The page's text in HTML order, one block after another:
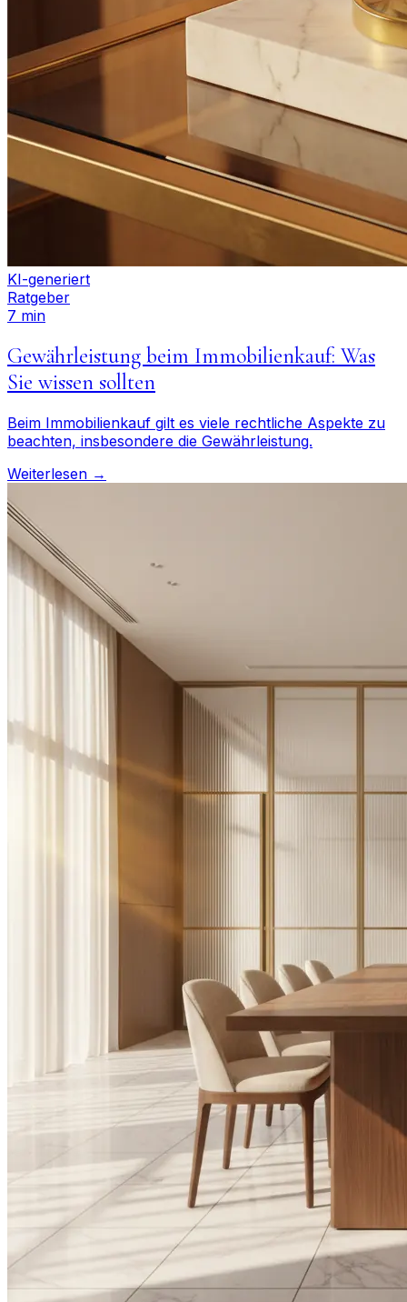
KI-generiert
Ratgeber
7 min
Gewährleistung beim Immobilienkauf: Was
Sie wissen sollten
Beim Immobilienkauf gilt es viele rechtliche Aspekte zu
beachten, insbesondere die Gewährleistung.
Weiterlesen →